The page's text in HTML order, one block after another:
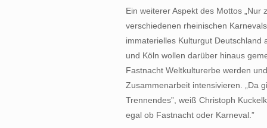
Ein weiterer Aspekt des Mottos „Nur
verschiedenen rheinischen
immaterielles Kulturgut Deutschland
und Köln wollen darüber hinaus
Fastnacht Weltkulturerbe werden
Zusammenarbeit intensivieren. „Da
Trennendes”, weiß Christoph
egal ob Fastnacht oder Karneval.”